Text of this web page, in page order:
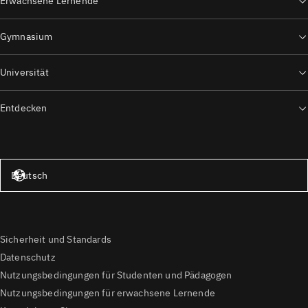
Gymnasium
Universität
Entdecken
Deutsch
Sicherheit und Standards
Datenschutz
Nutzungsbedingungen für Studenten und Pädagogen
Nutzungsbedingungen für erwachsene Lernende